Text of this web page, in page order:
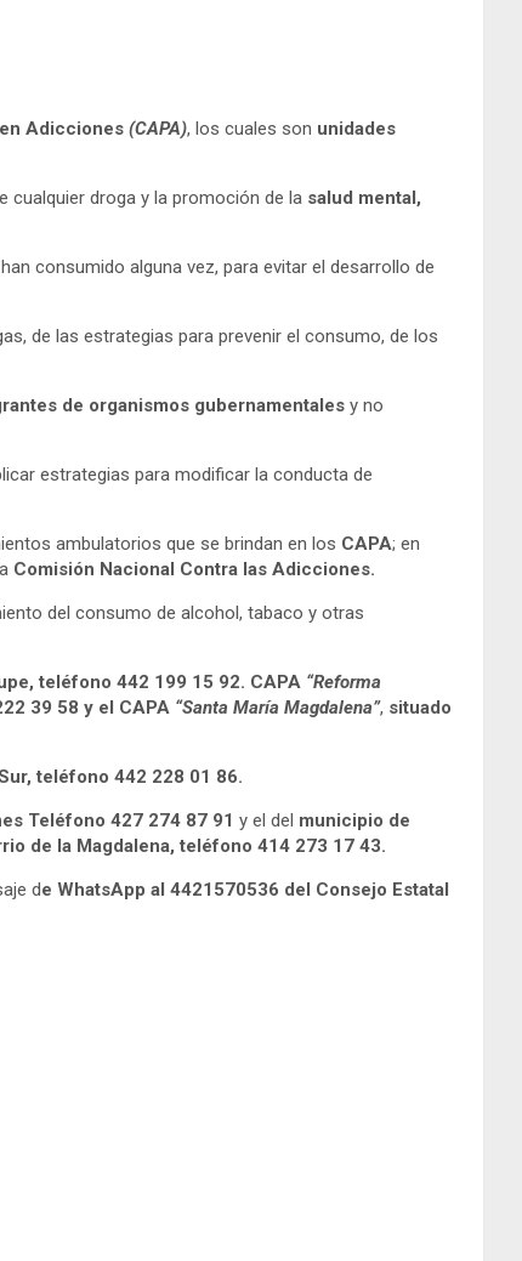
Adicciones (CAPA), los cuales son unidades
cualquier droga y la promoción de la salud mental,
consumido alguna vez, para evitar el desarrollo de
de las estrategias para prevenir el consumo, de los
de organismos gubernamentales y no
estrategias para modificar la conducta de
ambulatorios que se brindan en los CAPA; en
Comisión Nacional Contra las Adicciones.
del consumo de alcohol, tabaco y otras
teléfono 442 199 15 92. CAPA “Reforma
39 58 y el CAPA “Santa María Magdalena”, situado
teléfono 442 228 01 86.
Teléfono 427 274 87 91 y el del municipio de
de la Magdalena, teléfono 414 273 17 43.
de WhatsApp al 4421570536 del Consejo Estatal